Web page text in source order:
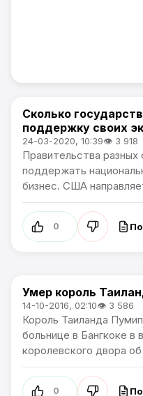
В мире
Сколько
поддержку своих
24-03-2020, 10:39👁 3 918
Правительства
поддержать
бизнес. США
0
В мире
Умер король
14-10-2016, 02:10👁 3 586
Король Таиланда
больнице в Бангкоке
королевского двора
0